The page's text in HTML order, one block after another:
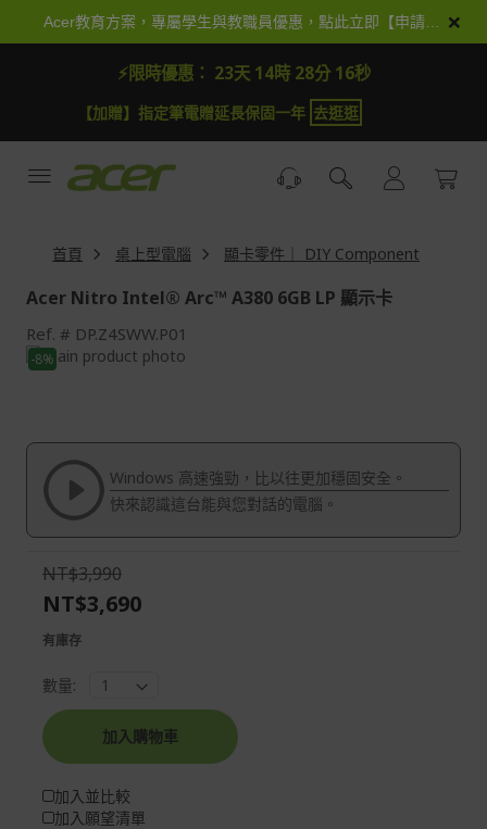
×
⚡限時優惠： 23天 14時 28分 14秒
【加贈】指定筆電贈延長保固一年 去逛逛
首頁 桌上型電腦 顯卡零件｜ DIY Component
Acer Nitro Intel® Arc™ A380 6GB LP 顯示卡
Ref. DP.Z4SWW.P01
Skip
to
of
images
gallery
-8%
Skip
beginning
the
images
gallery
Windows 高速強勁，比以往更加穩固安全。
快來認識這台能與您對話的電腦。
NT$3,990
NT$3,690
有庫存
數量:
加入購物車
加入並比較
加入願望清單